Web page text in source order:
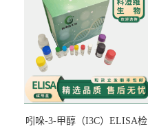
吲哚-3-甲醇（I3C）ELISA检